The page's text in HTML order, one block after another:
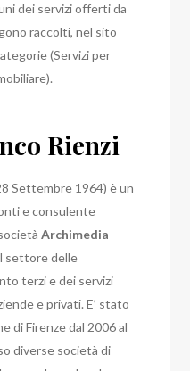
dei servizi offerti da
raccolti, nel sito
(Servizi per
Rienzi
Settembre 1964) è un
e consulente
Archimedia
settore delle
terzi e dei servizi
e privati. E’ stato
di Firenze dal 2006 al
diverse società di